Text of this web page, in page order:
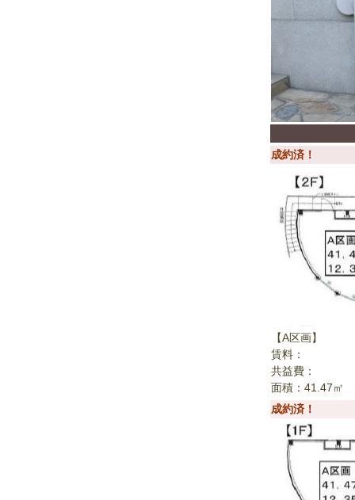
成約済！
【A区画】
賃料：
共益費：
面積：41.47㎡
成約済！